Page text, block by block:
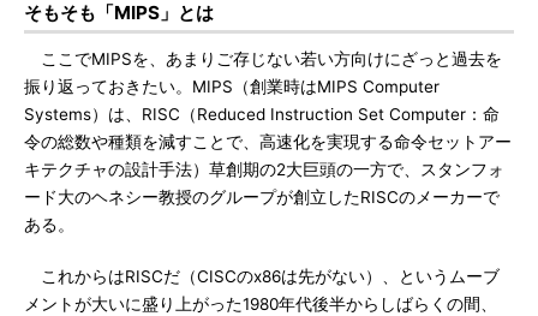
そもそも「MIPS」とは
ここでMIPSを、あまりご存じない若い方向けにざっと過去を
振り返っておきたい。MIPS（創業時はMIPS Computer
Systems）は、RISC（Reduced Instruction Set Computer：命
令の総数や種類を減すことで、高速化を実現する命令セットアー
キテクチャの設計手法）草創期の2大巨頭の一方で、スタンフォ
ード大のヘネシー教授のグループが創立したRISCのメーカーで
ある。
これからはRISCだ（CISCのx86は先がない）、というムーブ
メントが大いに盛り上がった1980年代後半からしばらくの間、